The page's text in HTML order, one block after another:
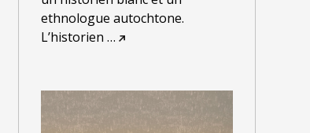
ethnologue autochtone.
L’historien …